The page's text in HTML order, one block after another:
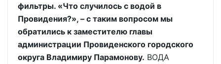
фильтры. «Что случилось с водой в
Провидения?», – с таким вопросом мы
обратились к заместителю главы
администрации Провиденского городского
округа Владимиру Парамонову. ВОДА